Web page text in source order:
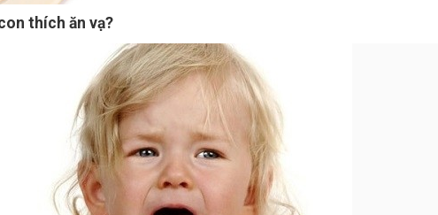
thích ăn vạ?